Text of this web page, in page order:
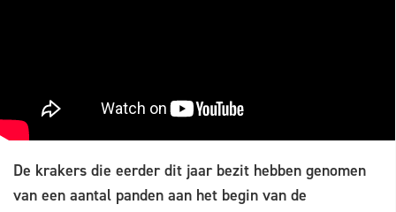
De krakers die eerder dit jaar bezit hebben genomen
van een aantal panden aan het begin van de